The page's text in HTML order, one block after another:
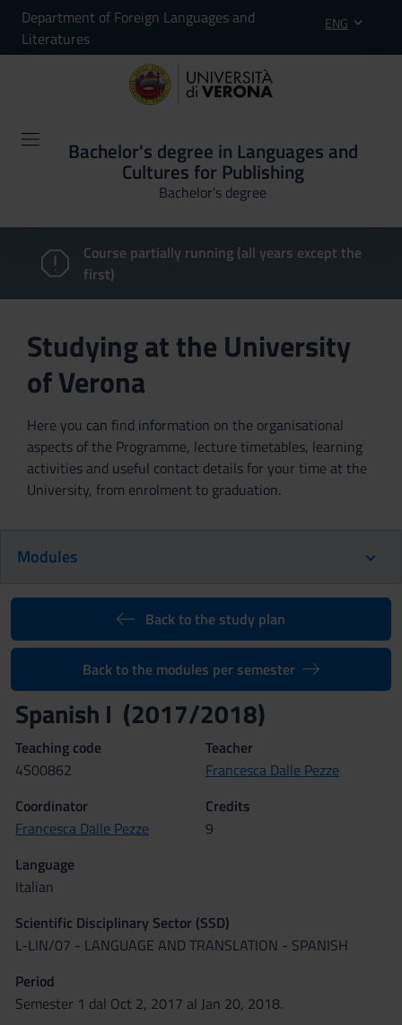
Department of Foreign Languages and
Literatures
ENG
Bachelor's degree in Languages and
Cultures for Publishing
Bachelor's degree
Course partially running (all years except the
first)
Studying at the University
of Verona
Here you can find information on the organisational
aspects of the Programme, lecture timetables, learning
activities and useful contact details for your time at the
University, from enrolment to graduation.
Modules
Back to the study plan
Back to the modules per semester
Spanish I (2017/2018)
Teaching code
4S00862
Teacher
Francesca Dalle Pezze
Coordinator
Francesca Dalle Pezze
Credits
9
Language
Italian
Scientific Disciplinary Sector (SSD)
L-LIN/07 - LANGUAGE AND TRANSLATION - SPANISH
Period
Semester 1 dal Oct 2, 2017 al Jan 20, 2018.